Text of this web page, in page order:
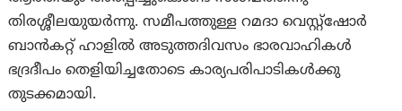
തിരശ്ശീലയുയര്‍ന്നു. സമീപത്തുള്ള റമദാ വെസ്റ്റ്ഷോർ
ബാൻകറ്റ് ഹാളിൽ അടുത്തദിവസം ഭാരവാഹികൾ
ഭദ്രദീപം തെളിയിച്ചതോടെ കാര്യപരിപാടികൾക്കു
തുടക്കമായി.